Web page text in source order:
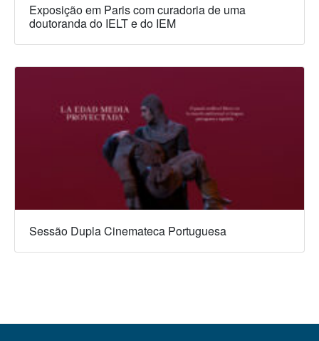
Exposição em Paris com curadoria de uma
doutoranda do IELT e do IEM
Sessão Dupla Cinemateca Portuguesa